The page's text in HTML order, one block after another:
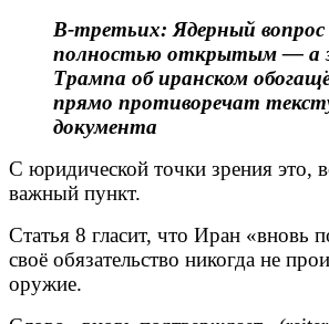
В-третьих: Ядерный
полностью открытым — а
Трампа об иранском
прямо противоречат
документа
С юридической точки зрения это,
важный пункт.
Статья 8 гласит, что Иран «вновь
своё обязательство никогда не
оружие.